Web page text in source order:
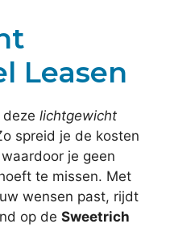
Leasen
lichtgewicht
spreid je de kosten
je geen
te missen. Met
wensen past, rijdt
op de Sweetrich